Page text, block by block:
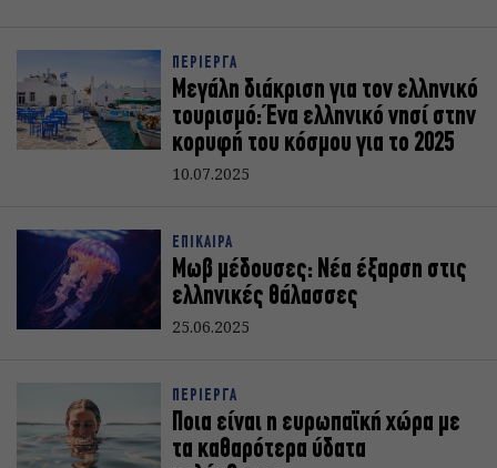
ΠΕΡΙΕΡΓΑ
Μεγάλη διάκριση για τον ελληνικό
τουρισμό: Ένα ελληνικό νησί στην
κορυφή του κόσμου για το 2025
10.07.2025
ΕΠΙΚΑΙΡΑ
Μωβ μέδουσες: Νέα έξαρση στις
ελληνικές θάλασσες
25.06.2025
ΠΕΡΙΕΡΓΑ
Ποια είναι η ευρωπαϊκή χώρα με
τα καθαρότερα ύδατα